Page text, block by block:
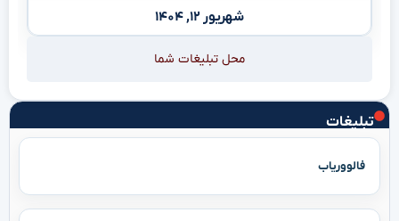
تبلیغات
فالووریاب
شهریور ۱۲, ۱۴۰۴
محل تبلیغات شما